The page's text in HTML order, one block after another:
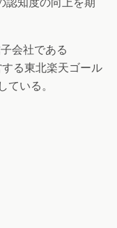
会社である
る東北楽天ゴール
ている。